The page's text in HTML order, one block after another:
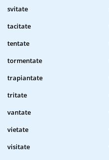
svitate
tacitate
tentate
tormentate
trapiantate
tritate
vantate
vietate
visitate